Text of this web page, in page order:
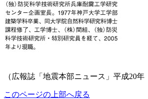
（広報誌「地震本部ニュース」平成20年
このページの上部へ戻る